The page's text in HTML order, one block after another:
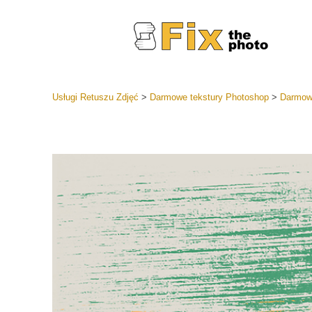
Usługi
Kolekcja
Usługi Retuszu Zdjęć > Darmowe tekstury Photoshop>